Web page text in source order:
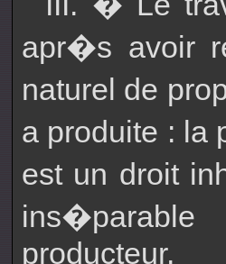
apr�s avoir
naturel de
a produite :
est un droit
producteur.